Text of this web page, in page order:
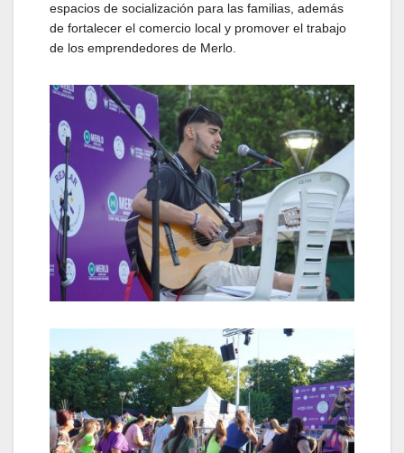
espacios de socialización para las familias, además
de fortalecer el comercio local y promover el trabajo
de los emprendedores de Merlo.